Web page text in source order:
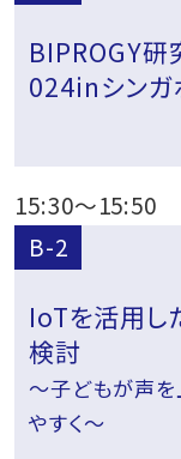
BIPROGY研
024inシン
15:30～15:50
B-2
IoTを活用し
検討
～子どもが声を
やすく～